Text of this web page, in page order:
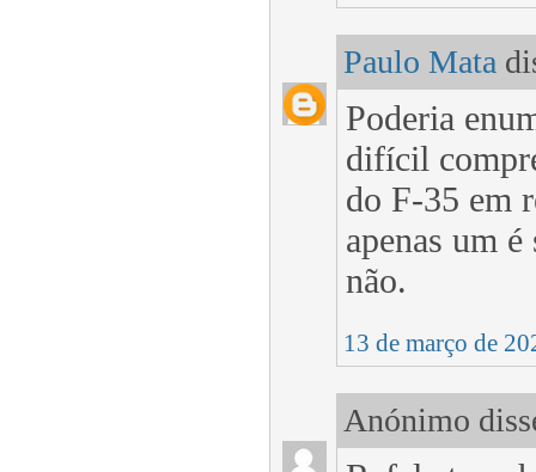
Paulo Mata
Poderia
difícil
do F-35 em
apenas um
não.
13 de março de
Anónimo